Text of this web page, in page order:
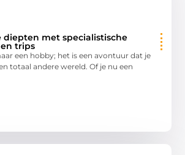
diepten met specialistische
trips
een hobby; het is een avontuur dat je
totaal andere wereld. Of je nu een